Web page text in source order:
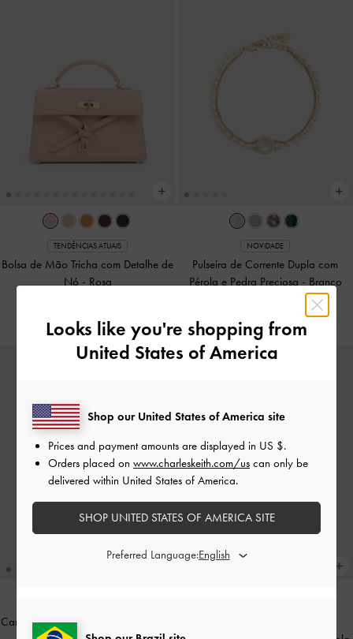
TENDÊNCIAS ATUAIS
Bolsa de Mão Tricha com Detalhe de
Nó - Rosa
NOVIDADE
Pulseira de Corrente Dupla com
Pérola e Pedra Preciosa - Branco
Carteira Tricha com Fecho Turn-Lock
Looks like you're shopping from
United States of America
Shop our United States of America site
Prices and payment amounts are displayed in US $.
Orders placed on www.charleskeith.com/us can only be
delivered within United States of America.
SHOP UNITED STATES OF AMERICA SITE
Preferred Language: